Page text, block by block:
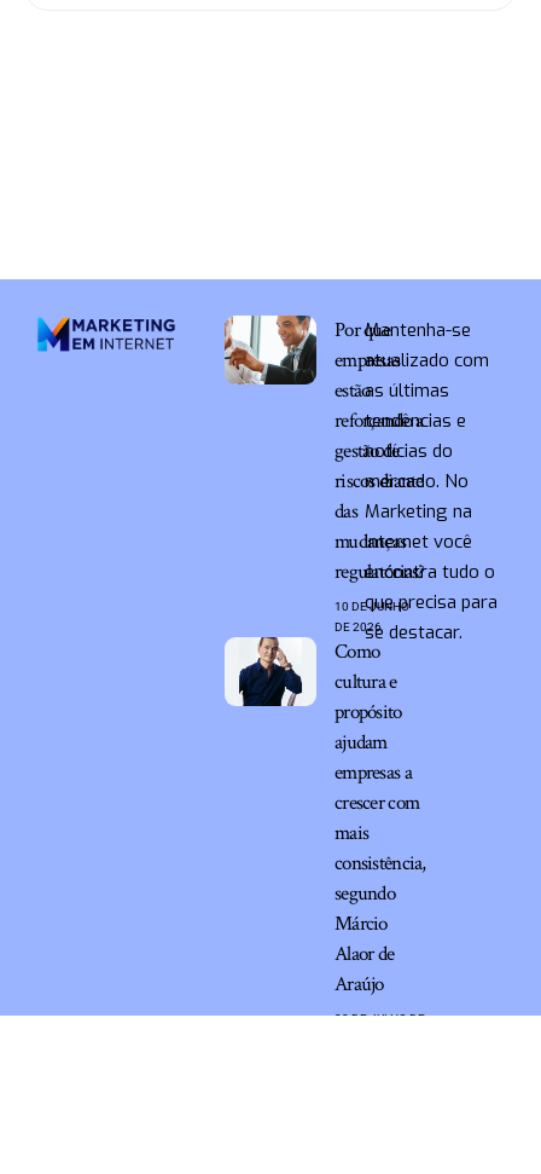
Por que
empresas
estão
reforçando a
gestão de
riscos diante
das
mudanças
regulatórias?
10 DE JUNHO
DE 2026
Como
cultura e
propósito
ajudam
empresas a
crescer com
mais
consistência,
segundo
Márcio
Alaor de
Araújo
20 DE JULHO DE
Mantenha-se
atualizado com
as últimas
tendências e
notícias do
mercado. No
Marketing na
Internet você
encontra tudo o
que precisa para
se destacar.